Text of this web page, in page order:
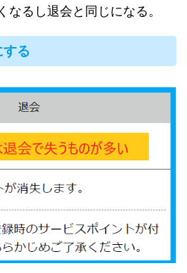
なるし退会と同じになる。
する